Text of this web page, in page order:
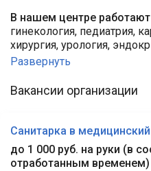
В нашем центре
гинекология, педиатрия,
хирургия, урология,
Развернуть
Вакансии организации
Санитарка в
до 1 000 руб. на руки (в
отработанным временем)